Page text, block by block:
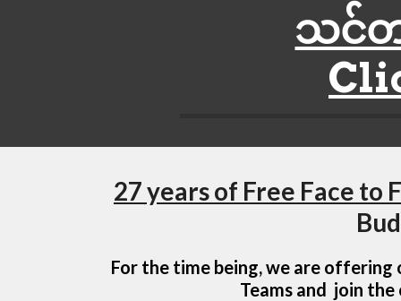
သင်တ
27 years of Free Face to
For the time being, we are
Teams and  join